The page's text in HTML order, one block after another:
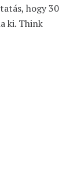
hogy 30
ki. Think